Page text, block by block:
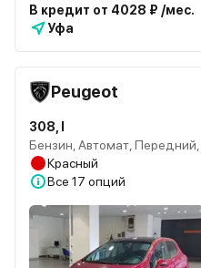
В кредит от 4028 ₽ /мес.
Уфа
Peugeot
308, I
Бензин, Автомат,
Красный
Все 17 опций